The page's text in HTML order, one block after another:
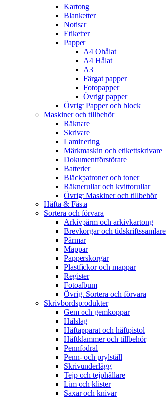
Kartong
Blanketter
Notisar
Etiketter
Papper
A4 Ohålat
A4 Hålat
A3
Färgat papper
Fotopapper
Övrigt papper
Övrigt Papper och block
Maskiner och tillbehör
Räknare
Skrivare
Laminering
Märkmaskin och etikettskrivare
Dokumentförstörare
Batterier
Bläckpatroner och toner
Räknerullar och kvittorullar
Övrigt Maskiner och tillbehör
Häfta & Fästa
Sortera och förvara
Arkivpärm och arkivkartong
Brevkorgar och tidskriftssamlare
Pärmar
Mappar
Papperskorgar
Plastfickor och mappar
Register
Fotoalbum
Övrigt Sortera och förvara
Skrivbordsprodukter
Gem och gemkoppar
Hålslag
Häftapparat och häftpistol
Häftklammer och tillbehör
Pennfodral
Penn- och prylställ
Skrivunderlägg
Tejp och tejphållare
Lim och klister
Saxar och knivar